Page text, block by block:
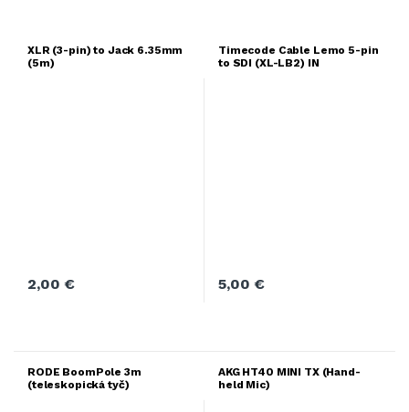
XLR (3-pin) to Jack 6.35mm
(5m)
2,00€
Timecode Cable Lemo 5-pin
to SDI (XL-LB2) IN
5,00€
RODE BoomPole 3m
(teleskopická tyč)
AKG HT40 MINI TX (Hand-
held Mic)